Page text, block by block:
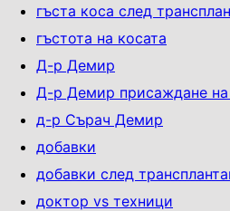
гъста коса след
гъстота на косата
Д-р Демир
Д-р Демир присаждане на
д-р Сърач Демир
добавки
добавки след
доктор vs техници